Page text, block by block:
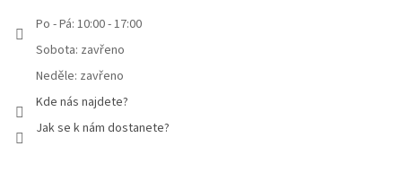
Po - Pá: 10:00 - 17:00
Sobota: zavřeno
Neděle: zavřeno
Kde nás najdete?
Jak se k nám dostanete?